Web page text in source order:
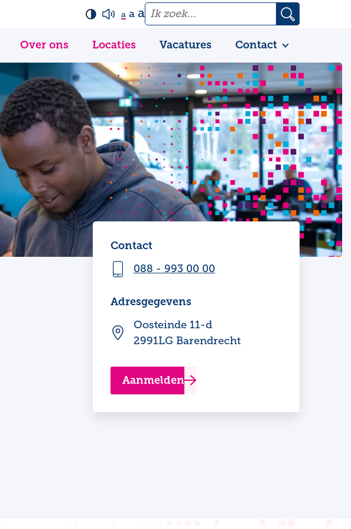
a a a
Over ons Locaties Vacatures Contact
Contact
088 - 993 00 00
Adresgegevens
Oosteinde 11-d
2991LG Barendrecht
Aanmelden